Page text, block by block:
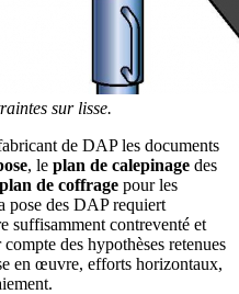
sur lisse.
de DAP les documents
, le plan de calepinage des
plan de coffrage pour les
pose des DAP requiert
suffisamment contreventé et
des hypothèses retenues
en œuvre, efforts horizontaux,